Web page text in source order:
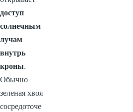
доступ
солнечным
лучам
внутрь
кроны.
Обычно
зеленая хвоя
сосредоточе